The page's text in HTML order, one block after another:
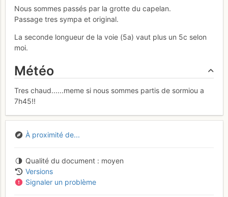
Nous sommes passés par la grotte du capelan.
Passage tres sympa et original.
La seconde longueur de la voie (5a) vaut plus un 5c selon
moi.
Météo
Tres chaud......meme si nous sommes partis de sormiou a
7h45!!
À proximité de...
Qualité du document
moyen
Versions
Signaler un problème